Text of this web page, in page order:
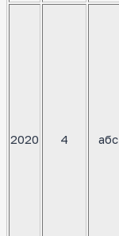
2020 4 абс